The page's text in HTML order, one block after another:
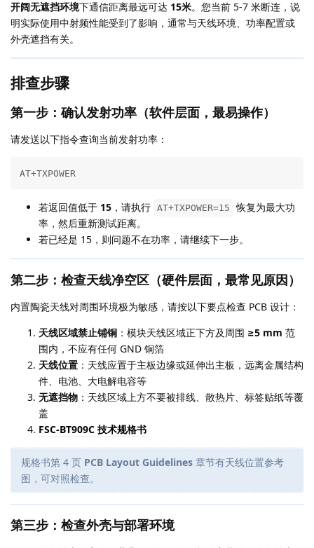
开阔无遮挡环境下通信距离最远可达 15米。您当前 5-7 米断连，说
明实际使用中射频性能受到了影响，通常与天线环境、功率配置或
外壳遮挡有关。
排查步骤
第一步：确认发射功率（软件层面，最易操作）
请发送以下指令查询当前发射功率：
AT+TXPOWER
若返回值低于 15 ，请执行 AT+TXPOWER=15 恢复为最大功
率，然后重新测试距离。
若已经是 15，则问题不在功率，请继续下一步。
第二步：检查天线净空区（硬件层面，最常见原因）
内置陶瓷天线对周围环境极为敏感，请按以下要点检查 PCB 设计：
天线区域禁止铺铜 ：模块天线区域正下方及周围 ≥5 mm 范
围内，不应有任何 GND 铜箔
天线位置 ：天线应置于主板边缘或延伸出主板，远离金属结构
件、电池、大电解电容等
无遮挡物 ：天线区域上方不要被排线、散热片、标签贴纸等覆
盖
FSC-BT909C 技术规格书
规格书第 4 页 PCB Layout Guidelines 章节有天线位置参考
图，可对照检查。
第三步：检查外壳与部署环境